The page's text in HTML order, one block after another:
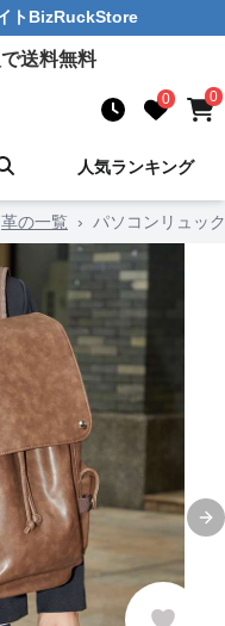
ト BizRuckStore
送料無料
0 0
人気ランキング
革の一覧 › パソコンリュッ